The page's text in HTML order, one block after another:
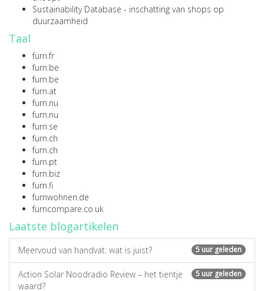
Sustainability Database - inschatting van shops op
duurzaamheid
Taal
furn.fr
furn.be
furn.be
furn.at
furn.nu
furn.nu
furn.se
furn.ch
furn.ch
furn.pt
furn.biz
furn.fi
furnwohnen.de
furncompare.co.uk
Laatste blogartikelen
5 uur geleden
Meervoud van handvat: wat is juist?
5 uur geleden
Action Solar Noodradio Review – het tientje
waard?